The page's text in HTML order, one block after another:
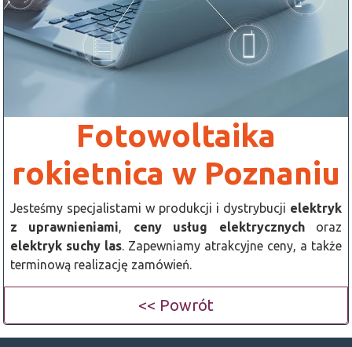
Fotowoltaika
rokietnica w Poznaniu
Jesteśmy specjalistami w produkcji i dystrybucji elektryk
z uprawnieniami
ceny usług elektrycznychoraz
elektryk suchy las . Zapewniamy atrakcyjne ceny, a także
terminową realizację zamówień.
<< Powrót